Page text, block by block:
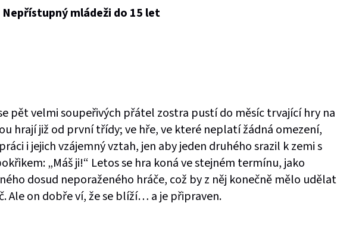
mládeži do 15 let
pět velmi soupeřivých přátel zostra pustí do měsíc trvající hry na
hrají již od první třídy; ve hře, ve které neplatí žádná omezení,
i jejich vzájemný vztah, jen aby jeden druhého srazil k zemi s
„Máš ji!“ Letos se hra koná ve stejném termínu, jako
dosud neporaženého hráče, což by z něj konečně mělo udělat
Ale on dobře ví, že se blíží… a je připraven.